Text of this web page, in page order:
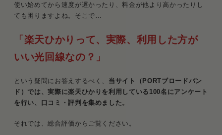
使い始めてから速度が遅かったり、料金が他より高かったりし
ても困りますよね。そこで…
「楽天ひかりって、実際、利用した方が
いい光回線なの？」
という疑問にお答えするべく、 当サイト（PORTブロードバン
ド）では、実際に楽天ひかりを利用している100名にアンケート
を行い、口コミ・評判を集めました。
それでは、総合評価からご覧ください。